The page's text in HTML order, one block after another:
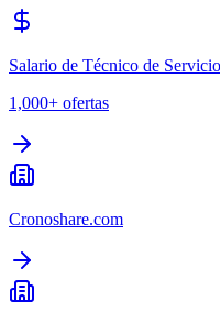
Salario de Técnico de Servicio
1,000+ ofertas
Cronoshare.com